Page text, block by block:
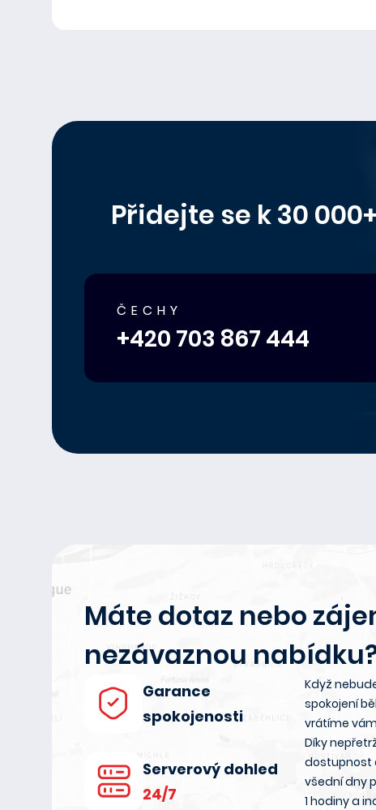
Přidejte se k 30
ČECHY
+420 703 867 444
Máte dotaz nebo
nezávaznou
Garance
spokojenosti
Když
spokojení
vrátíme
Serverový dohled
24/7
Díky
dostupnost
všední dny
1 hodiny a